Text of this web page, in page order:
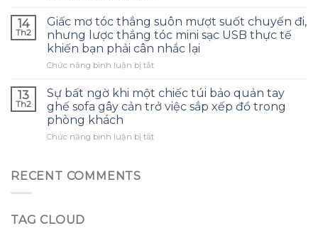
khí
gia
đình
bỗng
trở
trọn
vẹn
yến
hạt
sen:
sức
khỏe
thay
đổi
nhanh
quảng
vài
chuyến
dã
ngoại,
nhận
ra
khăn
du
14
Th2
Giấc mơ tóc thẳng suôn mượt suốt chuyến đi,
nhưng lược thẳng tóc mini sạc USB thực tế
khiến bạn phải cân nhắc lại
Chức năng bình luận bị tắtở
mơ
tóc
thẳng
mượt
13
Th2
Sự bất ngờ khi một chiếc túi bảo quản tay
ghế sofa gây cản trở việc sắp xếp đồ trong
phòng khách
Chức năng bình luận bị tắtở
RECENT COMMENTS
TAG CLOUD